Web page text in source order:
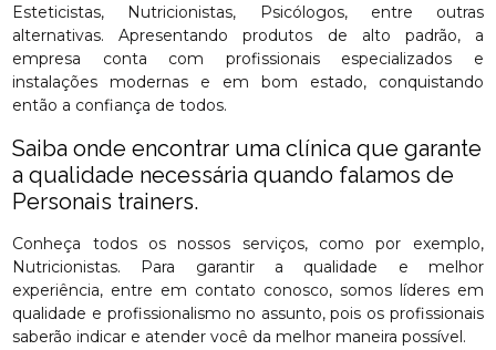
Esteticistas, Nutricionistas, Psicólogos, entre outras
alternativas. Apresentando produtos de alto padrão, a
empresa conta com profissionais especializados e
instalações modernas e em bom estado, conquistando
então a confiança de todos.
Saiba onde encontrar uma clínica que garante
a qualidade necessária quando falamos de
Personais trainers.
Conheça todos os nossos serviços, como por exemplo,
Nutricionistas. Para garantir a qualidade e melhor
experiência, entre em contato conosco, somos líderes em
qualidade e profissionalismo no assunto, pois os profissionais
saberão indicar e atender você da melhor maneira possível.